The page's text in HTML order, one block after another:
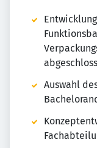
Auswahl